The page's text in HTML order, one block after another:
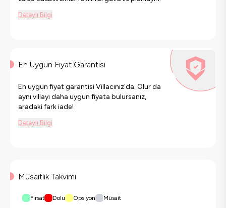
Detaylı Bilgi
En Uygun Fiyat Garantisi
En uygun fiyat garantisi Villacınız'da. Olur da
aynı villayı daha uygun fiyata bulursanız,
aradaki fark iade!
Detaylı Bilgi
Müsaitlik Takvimi
Fırsat Dolu Opsiyon Müsait